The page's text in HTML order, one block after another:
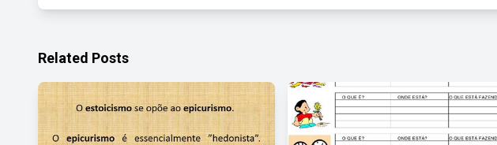
Related Posts